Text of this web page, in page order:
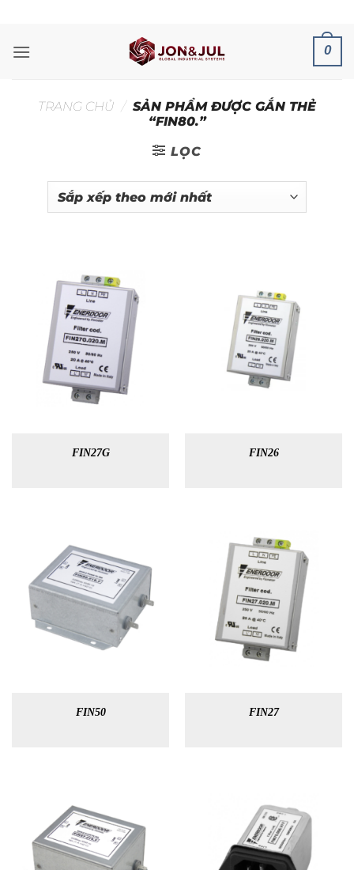
nội
0
TRANG CHỦ / SẢN PHẨM ĐƯỢC GẮN THẺ
“FIN80.”
LỌC
FIN27G FIN26
FIN50 FIN27